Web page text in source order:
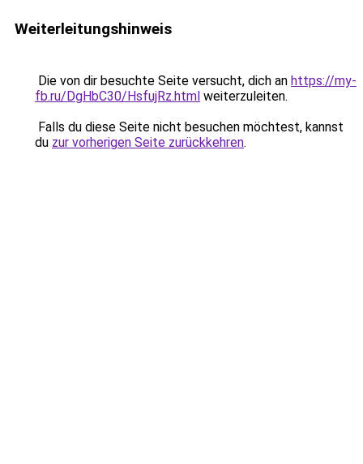
Weiterleitungshinweis
Die von dir besuchte Seite versucht, dich an https://my-
fb.ru/DgHbC30/HsfujRz.html weiterzuleiten.
Falls du diese Seite nicht besuchen möchtest, kannst
du zur vorherigen Seite zurückkehren.